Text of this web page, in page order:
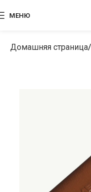
МЕНЮ
Домашняя страница